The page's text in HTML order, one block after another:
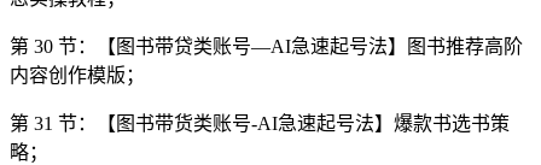
第 30 节：【图书带贷类账号—AI急速起号法】图书推荐高阶
内容创作模版；
第 31 节：【图书带货类账号-AI急速起号法】爆款书选书策
略；